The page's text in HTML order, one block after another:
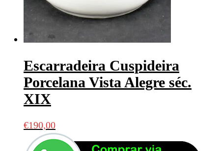
Escarradeira Cuspideira
Porcelana Vista Alegre séc.
XIX
€190,00